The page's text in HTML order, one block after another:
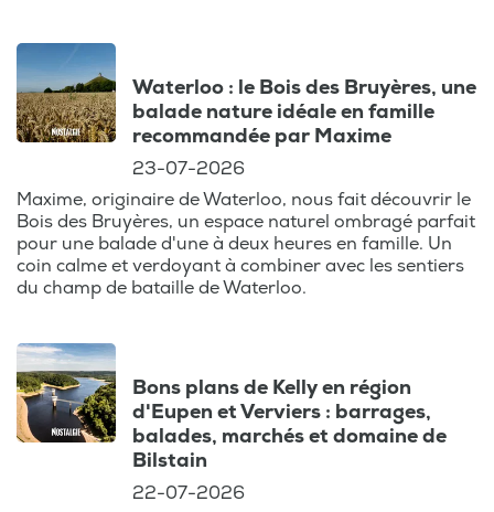
Waterloo : le Bois des Bruyères, une
balade nature idéale en famille
recommandée par Maxime
23-07-2026
Maxime, originaire de Waterloo, nous fait découvrir le
Bois des Bruyères, un espace naturel ombragé parfait
pour une balade d'une à deux heures en famille. Un
coin calme et verdoyant à combiner avec les sentiers
du champ de bataille de Waterloo.
Bons plans de Kelly en région
d'Eupen et Verviers : barrages,
balades, marchés et domaine de
Bilstain
22-07-2026